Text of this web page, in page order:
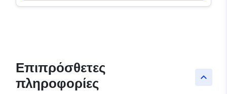
keyboard_arrow_up
Επιπρόσθετες
πληροφορίες